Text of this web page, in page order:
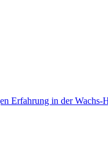
Erfahrung in der Wachs-